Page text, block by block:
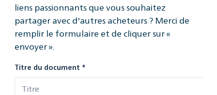
liens passionnants que vous souhaitez
partager avec d'autres acheteurs ? Merci de
remplir le formulaire et de cliquer sur «
envoyer ».
Titre du document *